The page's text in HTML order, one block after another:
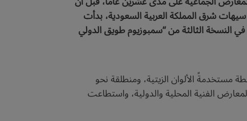
شرق المملكة العربية السعودية، بدأت
في النسخة الثالثة من “سمبوزيوم طويق الدولي
منذ عام 1998م، بالرسم على لوحات بسيطة مستخدمةً الألوان الزيتية، ومنطلقة نحو
الفنية المحلية والدولية، واستطاعت